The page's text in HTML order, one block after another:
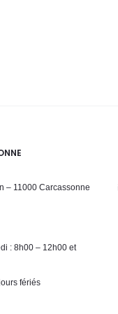
– 11000 Carcassonne
: 8h00 – 12h00 et
fériés